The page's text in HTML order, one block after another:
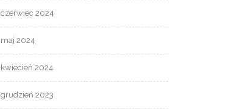
czerwiec 2024
maj 2024
kwiecień 2024
grudzień 2023